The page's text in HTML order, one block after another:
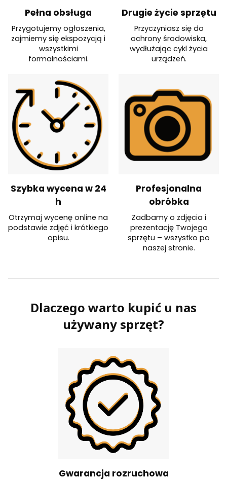
Pełna obsługa
Przygotujemy ogłoszenia,
zajmiemy się ekspozycją i
wszystkimi
formalnościami.
Drugie życie sprzętu
Przyczyniasz się do
ochrony środowiska,
wydłużając cykl życia
urządzeń.
Szybka wycena w 24
h
Otrzymaj wycenę online na
podstawie zdjęć i krótkiego
opisu.
Profesjonalna
obróbka
Zadbamy o zdjęcia i
prezentację Twojego
sprzętu – wszystko po
naszej stronie.
Dlaczego warto kupić u nas
używany sprzęt?
Gwarancja rozruchowa